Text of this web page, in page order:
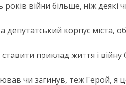
війни більше, ніж деякі
корпус міста,
приклад життя і війну
чи загинув, теж Герой, я